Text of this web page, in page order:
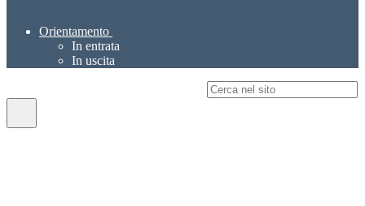
Orientamento
In entrata
In uscita